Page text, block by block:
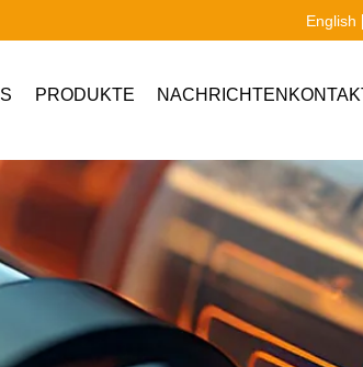
English
PRODUKTE NACHRICHTEN